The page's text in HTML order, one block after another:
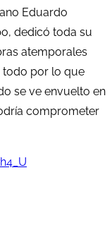
Eduardo
dedicó toda su
atemporales
todo por lo que
se ve envuelto en
comprometer